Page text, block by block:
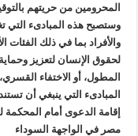
المحرومين من حريتهم
وستصبح هذه المبادىء التي
والأفراد بما في ذلك الفئات
لحقوق الإنسان لتعزيز
المطول، أو الاختفاء
المبادىء التي ينبغي أن
إقامة الدعوى أمام
مصر في الواجهة السوداء